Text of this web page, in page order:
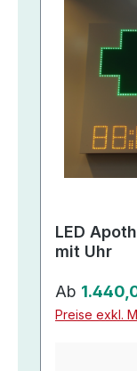
LED
mit Uhr
Regulärer
Ab
Preise exkl.